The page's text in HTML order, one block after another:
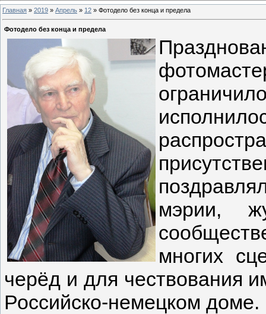
Главная » 2019 » Апрель » 12 » Фотодело без конца и предела
Фотодело без конца и предела
мэрии,
многих
черёд и для чествования
Российско-немецком доме.